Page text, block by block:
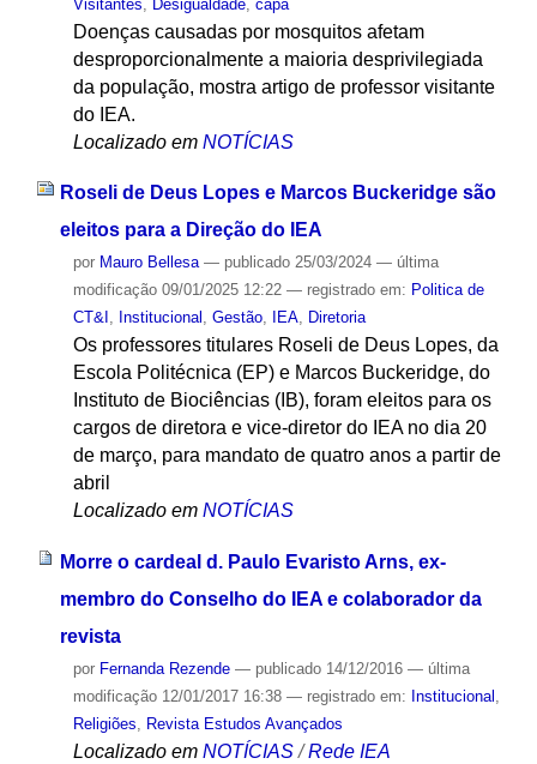
Visitantes
Desigualdade, capa
Doenças causadas por mosquitos afetam
desproporcionalmente a maioria desprivilegiada
da população, mostra artigo de professor visitante
do IEA.
Localizado em NOTÍCIAS
Roseli de Deus Lopes e Marcos Buckeridge são
eleitos para a Direção do IEA
por Mauro Bellesa — publicado25/03/2024 — última
modificação09/01/2025 12:22 — registrado em: Politica de
CT&I , Institucional , Gestão, IEA, Diretoria
Os professores titulares Roseli de Deus Lopes, da
Escola Politécnica (EP) e Marcos Buckeridge, do
Instituto de Biociências (IB), foram eleitos para os
cargos de diretora e vice-diretor do IEA no dia 20
de março, para mandato de quatro anos a partir de
abril
Localizado em NOTÍCIAS
Morre o cardeal d. Paulo Evaristo Arns, ex-
membro do Conselho do IEA e colaborador da
revista
por Fernanda Rezende — publicado14/12/2016 — última
modificação12/01/2017 16:38 — registrado em: Institucional ,
Religiões, Revista Estudos Avançados
Localizado em NOTÍCIAS /Rede IEA